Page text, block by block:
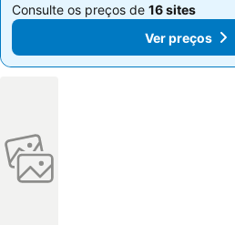
Consulte os preços de 16 sites
Ver preços
Consulte os preços de 16 sites
Ver preços